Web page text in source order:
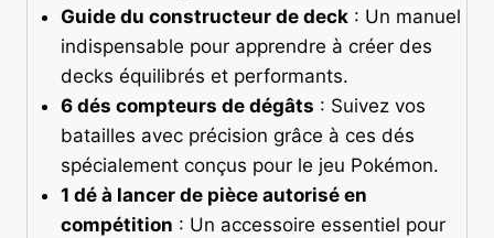
Guide du constructeur de deck: Un manuel
indispensable pour apprendre à créer des
decks équilibrés et performants.
6 dés compteurs de dégâts : Suivez vos
batailles avec précision grâce à ces dés
spécialement conçus pour le jeu Pokémon.
1 dé à lancer de pièce autorisé en
compétition : Un accessoire essentiel pour